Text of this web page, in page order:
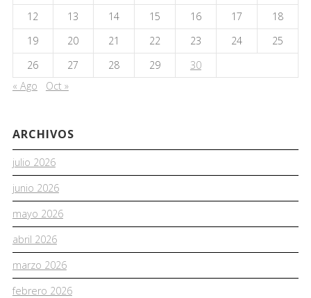
12
13 14 15 16 17
18
19
20 21 22 23 24
25
26
27 28 29
30
« Ago
Oct »
ARCHIVOS
julio 2026
junio 2026
mayo 2026
abril 2026
marzo 2026
febrero 2026